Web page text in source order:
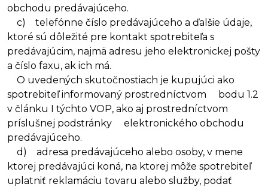
obchodu predávajúceho.
c) telefónne číslo predávajúceho a ďalšie údaje,
ktoré sú dôležité pre kontakt spotrebiteľa s
predávajúcim, najmä adresu jeho elektronickej pošty
a číslo faxu, ak ich má.
O uvedených skutočnostiach je kupujúci ako
spotrebiteľ informovaný prostredníctvom bodu 1.2
v článku I týchto VOP, ako aj prostredníctvom
príslušnej podstránky elektronického obchodu
predávajúceho.
d) adresa predávajúceho alebo osoby, v mene
ktorej predávajúci koná, na ktorej môže spotrebiteľ
uplatniť reklamáciu tovaru alebo služby, podať